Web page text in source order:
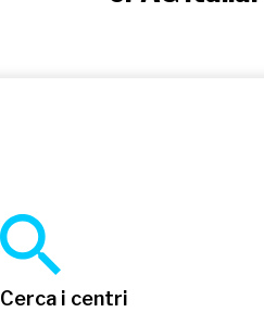
Cerca i centri